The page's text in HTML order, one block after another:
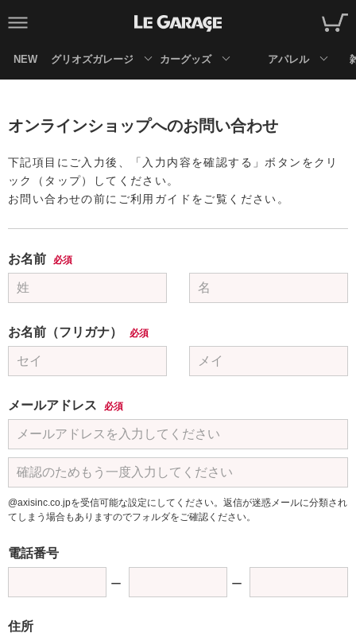
NEW グリオズガレージ カーグッズ アパレル
オンラインショップへのお問い合わせ
下記項目にご入力後、「入力内容を確認する」ボタンをクリ
ック（タップ）してください。
お問い合わせの前にご利用ガイドをご覧ください。
お名前 必須
お名前（フリガナ） 必須
メールアドレス 必須
@axisinc.co.jpを受信可能な設定にしてください。返信が迷惑メールに分類され
てしまう場合もありますのでフォルダをご確認ください。
電話番号
住所